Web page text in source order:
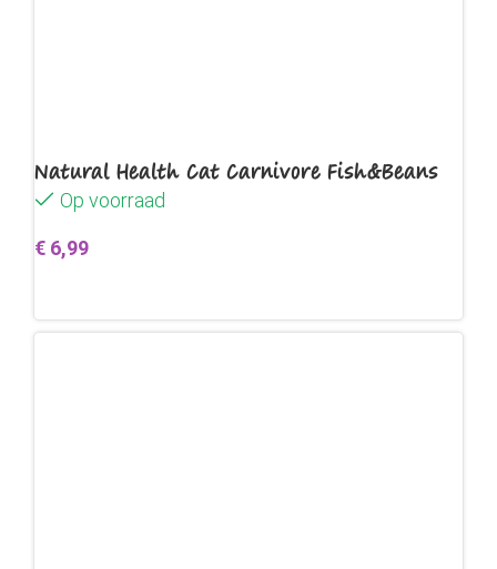
Natural Health Cat Carnivore Fish&Beans
Op voorraad
€ 6,99